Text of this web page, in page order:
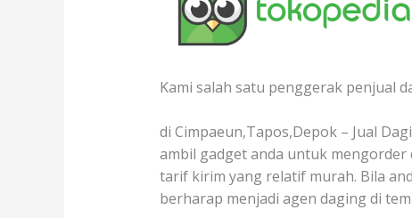
Kami salah satu penggerak penjual
di Cimpaeun,Tapos,Depok – Jual
ambil gadget anda untuk
tarif kirim yang relatif murah. Bila
berharap menjadi agen daging di